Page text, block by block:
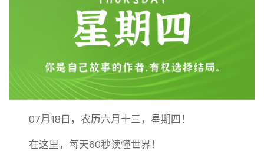
07月18日，农历六月十三，星期四！
在这里，每天60秒读懂世界！